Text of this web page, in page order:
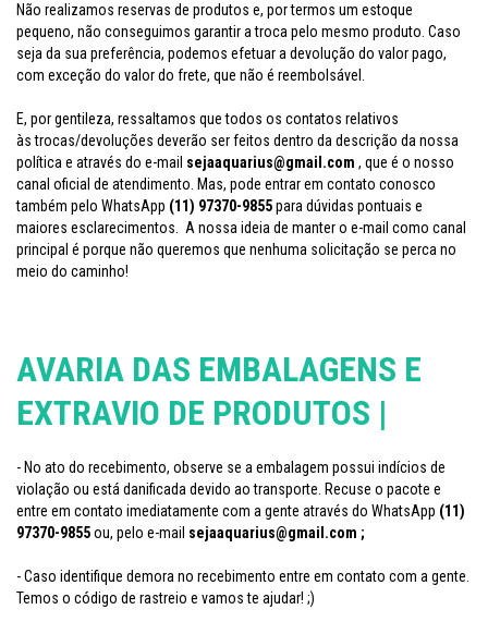
Não realizamos reservas de produtos e, por termos um estoque
pequeno, não conseguimos garantir a troca pelo mesmo produto. Caso
seja da sua preferência, podemos efetuar a devolução do valor pago,
com exceção do valor do frete, que não é reembolsável.
E, por gentileza, ressaltamos que todos os contatos relativos
às trocas/devoluções deverão ser feitos dentro da descrição da nossa
política e através do e-mail sejaaquarius@gmail.com , que é o nosso
canal oficial de atendimento. Mas, pode entrar em contato conosco
também pelo WhatsApp (11) 97370-9855para dúvidas pontuais e
maiores esclarecimentos.
A nossa ideia de manter o e-mail como canal
principal é porque não queremos que nenhuma solicitação se perca no
meio do caminho!
AVARIA DAS EMBALAGENS E
EXTRAVIO DE PRODUTOS |
- No ato do recebimento, observe se a embalagem possui indícios de
violação ou está danificada devido ao transporte. Recuse o pacote e
entre em contato imediatamente com a gente através do WhatsApp (11)
97370-9855ou, pelo e-mail sejaaquarius@gmail.com ;
- Caso identifique demora no recebimento entre em contato com a gente.
Temos o código de rastreio e vamos te ajudar! ;)